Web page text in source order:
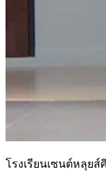
โรงเรียนเซนต์หลุยส์